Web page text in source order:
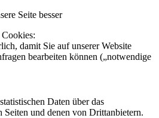
Seite besser
damit Sie auf unserer Website
bearbeiten können („notwendige
Daten über das
Seiten und denen von Drittanbietern.